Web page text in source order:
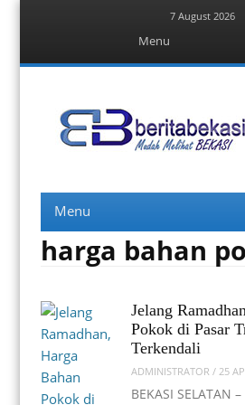
7 August 2026
content
Berita Bekasi
Menu
content
harga bahan
Jelang
Pokok di Pasar
Terkendali
ADMINISTRATOR /25
BEKASI SELATAN